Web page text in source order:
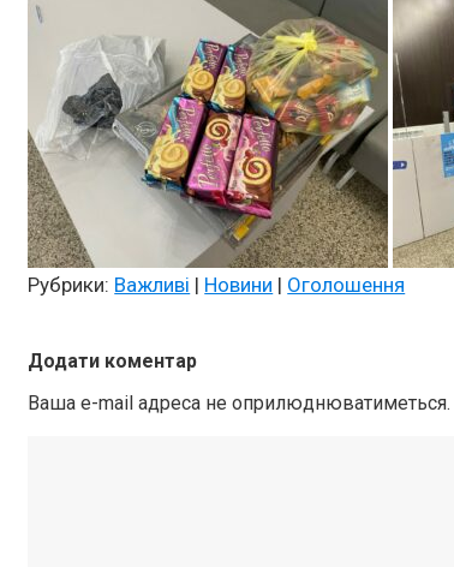
Рубрики: Важливі | Новини | Оголошення
Додати коментар
Ваша e-mail адреса не оприлюднюватиметься.